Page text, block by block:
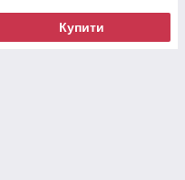
Купити